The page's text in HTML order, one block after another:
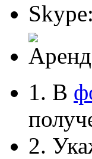
1. В
2.